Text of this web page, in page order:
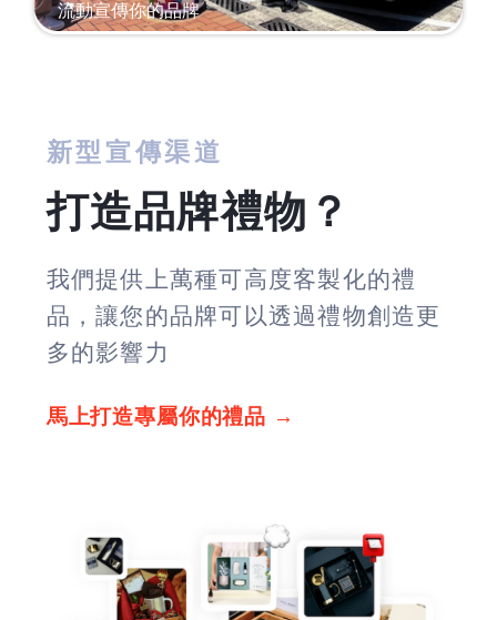
流動宣傳你的品牌
新型宣傳渠道
打造品牌禮物？
我們提供上萬種可高度客製化的禮
品，讓您的品牌可以透過禮物創造更
多的影響力
馬上打造專屬你的禮品 →